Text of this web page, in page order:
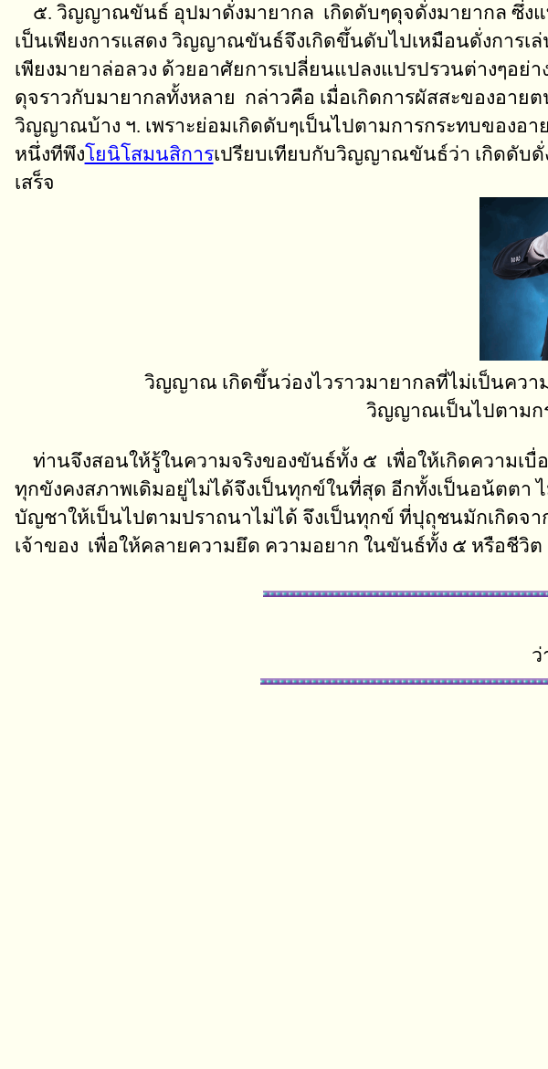
๕. วิญญาณขันธ์ อุปมาดั่งมายากล เกิดดับๆดุจดั่งมายากล ซึ่งแ
เป็นเพียงการแสดง วิญญาณขันธ์จึงเกิดขึ้นดับไปเหมือนดั่งการเ
เพียงมายาล่อลวง ด้วยอาศัยการเปลี่ยนแปลงแปรปรวนต่างๆอ
ดุจราวกับมายากลทั้งหลาย กล่าวคือ เมื่อเกิดการผัสสะของอ
วิญญาณบ้าง ฯ. เพราะย่อมเกิดดับๆเป็นไปตามการกระทบของอ
หนึ่งทีพึงโยนิโสมนสิการเปรียบเทียบกับวิญญาณขันธ์ว่า เกิดดับดั่
เสร็จ
วิญญาณ เกิดขึ้นว่องไวราวมายากลที่ไม่เป็นควา
วิญญาณเป็นไปตามก
ท่านจึงสอนให้รู้ในความจริงของขันธ์ทั้ง ๕ เพื่อให้เกิดความเ
ทุกขังคงสภาพเดิมอยู่ไม่ได้จึงเป็นทุกข์ในที่สุด อีกทั้งเป็นอน้ตตา
บัญชาให้เป็นไปตามปราถนาไม่ได้ จึงเป็นทุกข์ ที่ปุถุชนมักเกิดจา
เจ้าของ เพื่อให้คลายความยึด ความอยาก ในขันธ์ทั้ง ๕ หรือชีวิต